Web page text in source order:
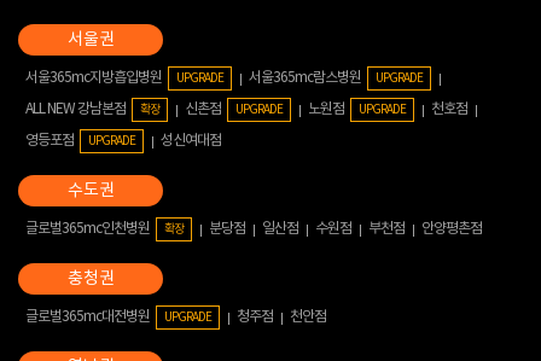
서울365mc지방흡입병원 UPGRADE 서울365mc람스병원 UPGRADE
ALL NEW 강남본점 확장 신촌점 UPGRADE 노원점 UPGRADE
천호점
영등포점
UPGRADE 성신여대점
글로벌365mc인천병원 확장 분당점 일산점 수원점 부천점 안양평촌점
글로벌365mc대전병원 UPGRADE 청주점 천안점